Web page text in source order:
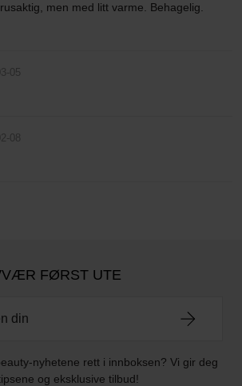
men med litt varme. Behagelig.
05
08
VÆR FØRST UTE
nyhetene rett i innboksen? Vi gir deg
og eksklusive tilbud!